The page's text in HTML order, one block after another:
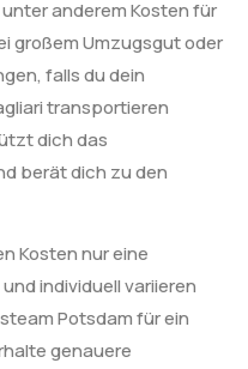
anderem Kosten für
großem Umzugsgut oder
falls du dein
transportieren
dich das
berät dich zu den
Kosten nur eine
individuell variieren
Potsdam für ein
genauere